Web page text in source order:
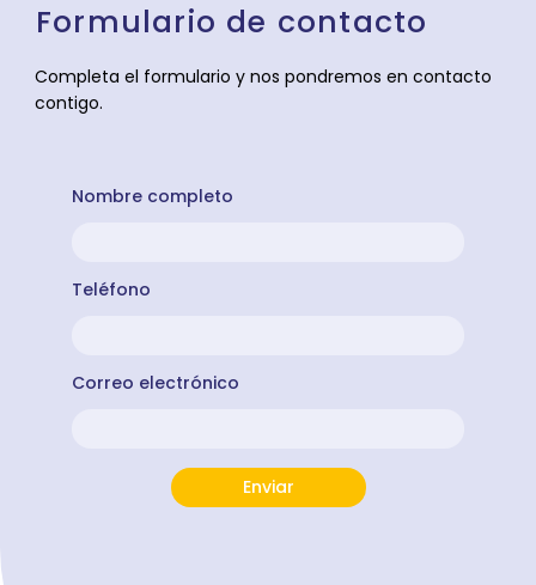
Formulario de contacto
Completa el formulario y nos pondremos en contacto
contigo.
Nombre completo
Teléfono
Correo electrónico
Enviar